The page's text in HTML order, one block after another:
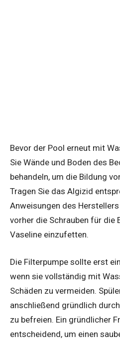
Bevor der Pool erneut mit
Sie Wände und Boden des
behandeln, um die Bildung
Tragen Sie das Algizid
Anweisungen des
vorher die Schrauben für die
Vaseline einzufetten.
Die Filterpumpe sollte erst
wenn sie vollständig mit
Schäden zu vermeiden.
anschließend gründlich
zu befreien. Ein gründlicher
entscheidend, um einen